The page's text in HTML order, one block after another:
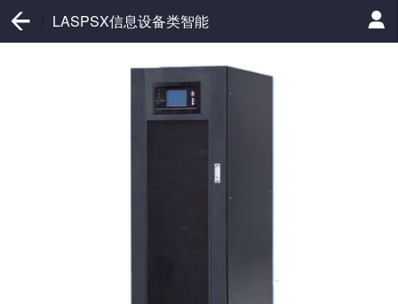
LASPSX信息设备类智能
型快速应急电源